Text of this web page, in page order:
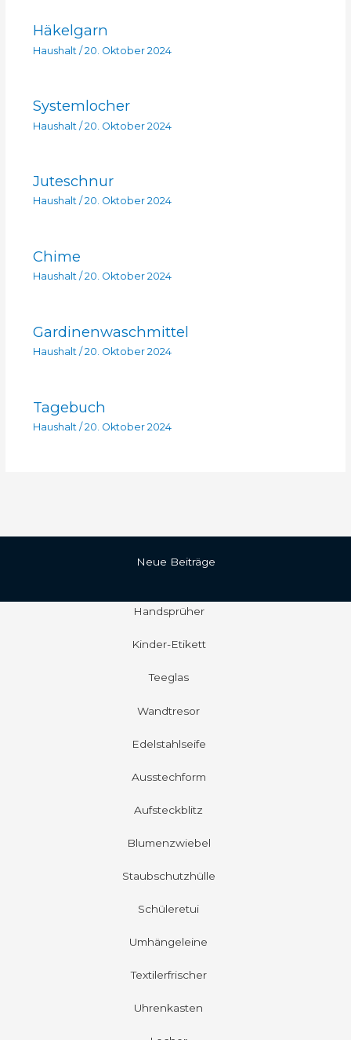
Häkelgarn
Haushalt / 20. Oktober 2024
Systemlocher
Haushalt /20. Oktober 2024
Juteschnur
Haushalt/ 20. Oktober 2024
Chime
Haushalt/ 20. Oktober 2024
Gardinenwaschmittel
Haushalt/ 20. Oktober 2024
Tagebuch
Haushalt / 20. Oktober 2024
Neue Beiträge
Handsprüher
Kinder-Etikett
Teeglas
Wandtresor
Edelstahlseife
Ausstechform
Aufsteckblitz
Blumenzwiebel
Staubschutzhülle
Schüleretui
Umhängeleine
Textilerfrischer
Uhrenkasten